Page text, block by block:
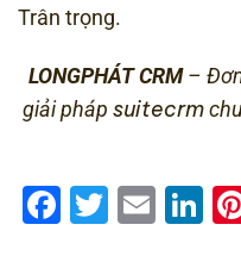
Trân trọng.
LONGPHÁT CRM– Đơn
giải pháp suitecrm
Twitter